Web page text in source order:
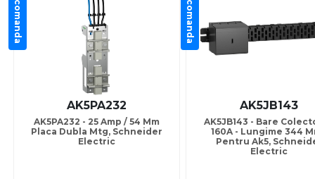
La comanda
AK5PA232
AK5PA232 - 25 Amp / 54 Mm
Placa Dubla Mtg, Schneider
Electric
La comanda
AK5JB143
AK5JB143 - Bare
160A - Lungime 344
Pentru Ak5,
Electric